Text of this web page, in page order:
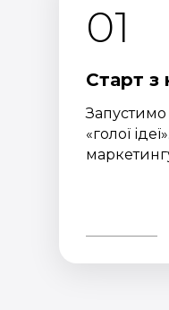
Старт з
01
Запустимо
«голої